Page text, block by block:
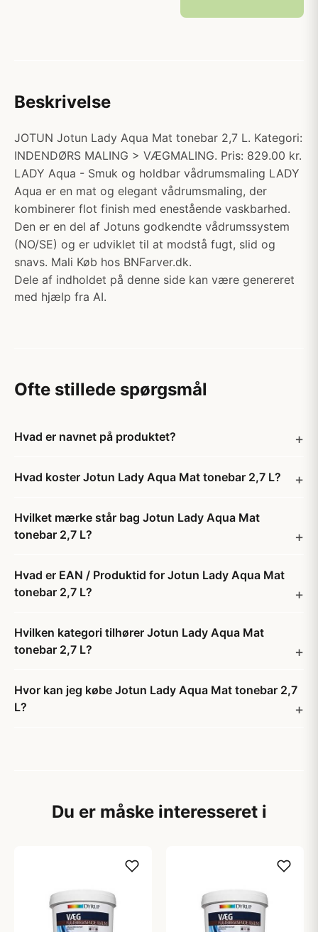
Beskrivelse
JOTUN Jotun Lady Aqua Mat tonebar 2,7 L. Kategori:
INDENDØRS MALING > VÆGMALING. Pris: 829.00 kr.
LADY Aqua - Smuk og holdbar vådrumsmaling LADY
Aqua er en mat og elegant vådrumsmaling, der
kombinerer flot finish med enestående vaskbarhed.
Den er en del af Jotuns godkendte vådrumssystem
(NO/SE) og er udviklet til at modstå fugt, slid og
snavs. Mali Køb hos BNFarver.dk.
Dele af indholdet på denne side kan være genereret
med hjælp fra AI.
Ofte stillede spørgsmål
Hvad er navnet på produktet?
Hvad koster Jotun Lady Aqua Mat tonebar 2,7 L?
Hvilket mærke står bag Jotun Lady Aqua Mat
tonebar 2,7 L?
Hvad er EAN / Produktid for Jotun Lady Aqua Mat
tonebar 2,7 L?
Hvilken kategori tilhører Jotun Lady Aqua Mat
tonebar 2,7 L?
Hvor kan jeg købe Jotun Lady Aqua Mat tonebar 2,7
L?
Du er måske interesseret i